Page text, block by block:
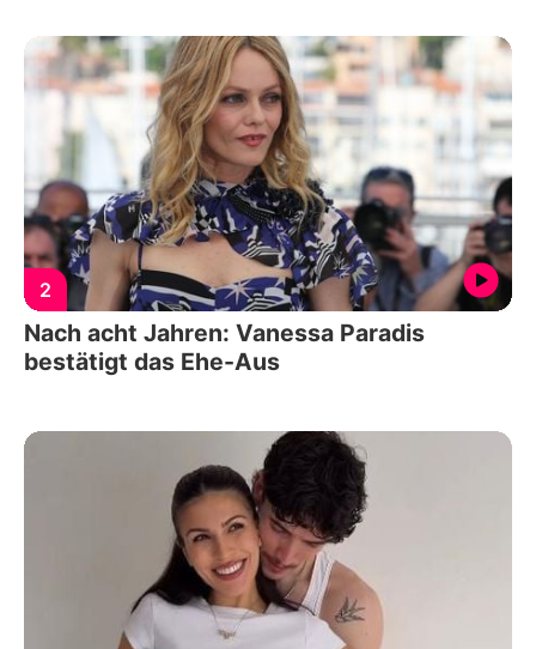
2
Nach acht Jahren: Vanessa Paradis
bestätigt das Ehe-Aus